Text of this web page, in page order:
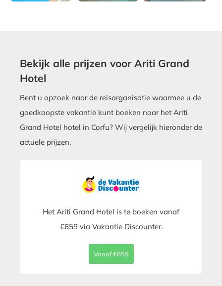
Bekijk alle prijzen voor Ariti Grand
Hotel
Bent u opzoek naar de reisorganisatie waarmee u de
goedkoopste vakantie kunt boeken naar het Ariti
Grand Hotel hotel in Corfu? Wij vergelijk hieronder de
actuele prijzen.
Het Ariti Grand Hotel is te boeken vanaf
€659 via Vakantie Discounter.
Vanaf €659